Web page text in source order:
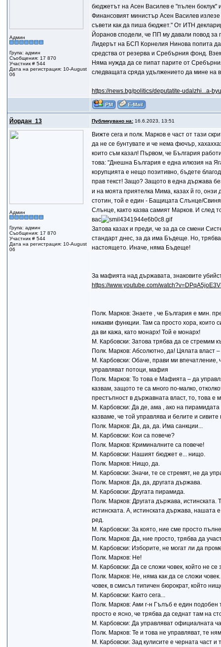
Админ
Група: админ
Съобщения: 17 870
Участник # 544
Дата на регистрация: 10-August
06
бюджетът на Асен Василев е "пълен боклук"
Финансовият министър Асен Василев
съвети как да пиша бюджет." От ИТН
Йоранов сподели, че ПП му давали повод за
Лидерът на БСП Корнелия Нинова попита
средства от резерва и Сребърния фонд.
Няма нужда да се пипат парите от
следващата сряда удължението да мине на
https://news.bg/politics/deputatite-udalzhi...a-
Йордан_13 Публикувано на:16.6.2023, 13:51
Админ
Група: админ
Съобщения: 17 870
Участник # 544
Дата на регистрация: 10-August
06
Вижте сега и полк. Марков е част от тази
да не се бунтувате и че нема фючър,
които съм казал! Първом, че България
това: "Днешна България е една илюзия на
корупцията е нещо позитивно, бъдете
прав текст! Защо? Защото в една държава
и на моята приятелка Мима, казах й го, онзи
стотин, той е един - Бащицата Слънце/
Слънце, както казва самият Марков. И след
вас
Затова казах и преди, че за да се смени
стандарт днес, за да има Бъдеще. Но,
настоящето. Иначе, няма Бъдеще!
За мафията над държавата, знаковите
https://www.youtube.com/
Полк. Марков: Знаете , че България е мин.
никакви функции. Там са просто хора, които
да ви кажа, като монарх! Той е монарх!
М. Карбовски: Затова трябва да се стремим
Полк. Марков: Абсолютно, да! Цялата власт –
М. Карбовски: Обаче, прави ми впечатление,
управляват потоци, мафия
Полк. Марков: То това е Мафията – да
казвам, защото те са много по-малко,
престъпност в държавната власт, то, това е
М. Карбовски: Да де, ама , ако на
казваме, че той управлява и белите и
Полк. Марков: Да, да, да. Има санкции...
М. Карбовски: Кои са повече?
Полк. Марков: Криминалните са повече!
М. Карбовски: Нашият бюджет е... нищо.
Полк. Марков: Нищо, да.
М. Карбовски: Значи, те се стремят, не да
Полк. Марков: Да, да, другата държава.
М. Карбовски: Другата пирамида.
Полк. Марков: Другата държава, истинската.
истинската. А, истинската държава, нашата
ред.
М. Карбовски: За която, ние сме просто
Полк. Марков: Да, ние просто, трябва да
М. Карбовски: Изборите, не могат ли да
Полк. Марков: Не!
М. Карбовски: Да се сложи човек, който не
Полк. Марков: Не, няма как да се сложи
човек, в смисъл типичен бюрократ, който
М. Карбовски: Както сега...
Полк. Марков: Ами г-н Гълъб е един подобен
просто е ясно, че трябва да седнат там на
М. Карбовски: Да управляват официалната
Полк. Марков: Те и това не управляват, те
М. Карбовски: Зад кулисите е черната част